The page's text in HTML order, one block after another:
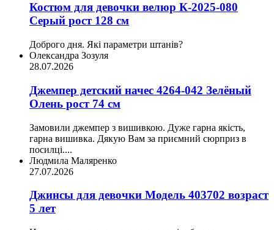
Костюм для девочки велюр К-2025-080
Серый рост 128 см
Доброго дня. Які параметри штанів?
Олександра Зозуля
28.07.2026
Джемпер детский начес 4264-042 Зелёный
Олень рост 74 см
Замовили джемпер з вишивкою. Дуже гарна якість,
гарна вишивка. Дякую Вам за приємний сюрприз в
посилці....
Людмила Маляренко
27.07.2026
Джинсы для девочки Модель 403702 возраст
5 лет